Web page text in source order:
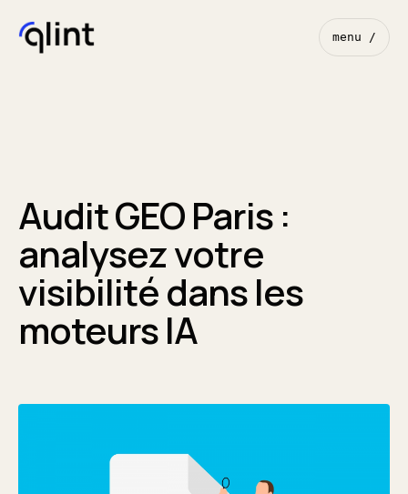
menu /
Audit GEO Paris :
analysez votre
visibilité dans les
moteurs IA